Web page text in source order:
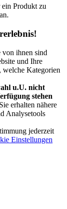
Produkt zu
von ihnen sind
und Ihre
welche Kategorien
u.U. nicht
stehen
Sie erhalten nähere
Analysetools
jederzeit
Einstellungen